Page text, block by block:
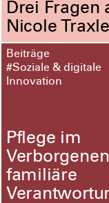
Drei Fragen
Nicole
Beiträge
#Soziale & digitale
Innovation
Pflege im
familiäre